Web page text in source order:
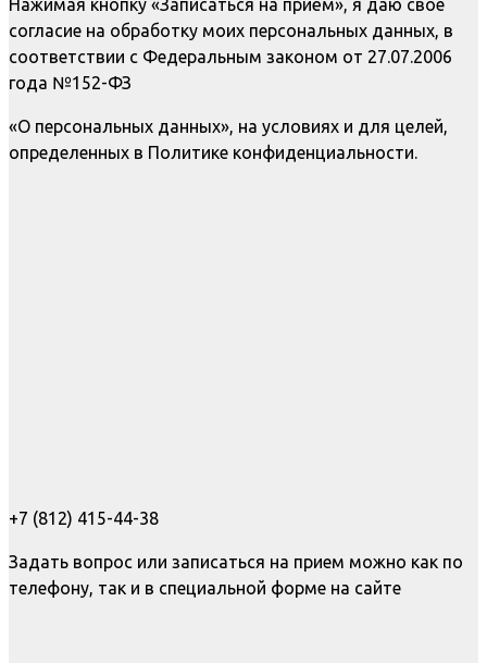
Нажимая кнопку «Записаться на приём», я даю свое
согласие на обработку моих персональных данных, в
соответствии с Федеральным законом от 27.07.2006
года №152-ФЗ
«О персональных данных», на условиях и для целей,
определенных в Политике конфиденциальности.
+7 (812) 415-44-38
Задать вопрос или записаться на прием можно как по
телефону, так и в специальной форме на сайте